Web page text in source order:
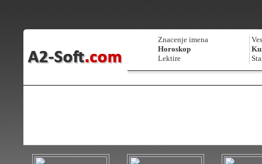
Znacenje imena
Horoskop
Lektire